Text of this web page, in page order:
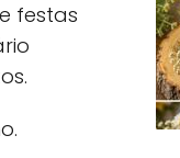
festas